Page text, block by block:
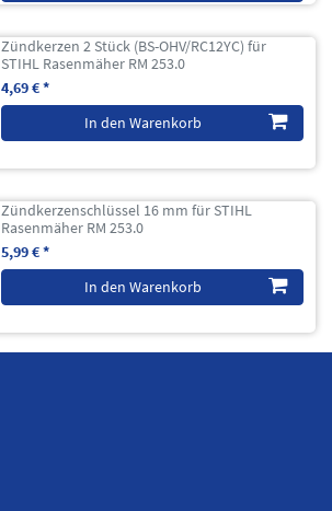
Zündkerzen 2 Stück (BS-OHV/RC12YC) für
STIHL Rasenmäher RM 253.0
4,69 € *
In den Warenkorb
Zündkerzenschlüssel 16 mm für STIHL
Rasenmäher RM 253.0
5,99 € *
In den Warenkorb